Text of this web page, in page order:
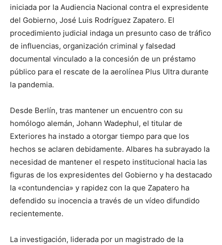
iniciada por la Audiencia Nacional contra el expresidente
del Gobierno, José Luis Rodríguez Zapatero. El
procedimiento judicial indaga un presunto caso de tráfico
de influencias, organización criminal y falsedad
documental vinculado a la concesión de un préstamo
público para el rescate de la aerolínea Plus Ultra durante
la pandemia.
Desde Berlín, tras mantener un encuentro con su
homólogo alemán, Johann Wadephul, el titular de
Exteriores ha instado a otorgar tiempo para que los
hechos se aclaren debidamente. Albares ha subrayado la
necesidad de mantener el respeto institucional hacia las
figuras de los expresidentes del Gobierno y ha destacado
la «contundencia» y rapidez con la que Zapatero ha
defendido su inocencia a través de un vídeo difundido
recientemente.
La investigación, liderada por un magistrado de la